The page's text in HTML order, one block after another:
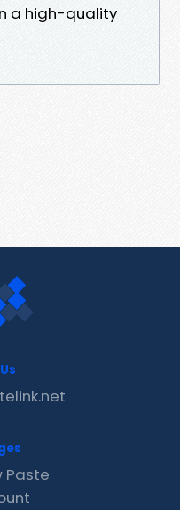
a high-quality
Paste